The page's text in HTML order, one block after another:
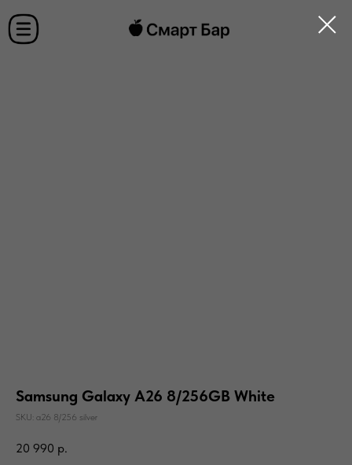
Samsung Galaxy A26 8/256GB White
SKU: a26 8/256 silver
20 990 р.